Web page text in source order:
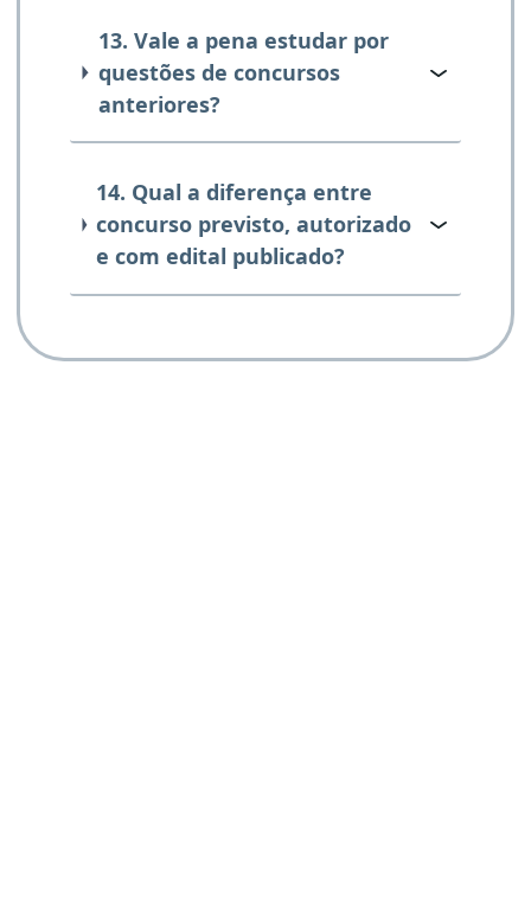
13. Vale a pena estudar por
questões de concursos
anteriores?
14. Qual a diferença entre
concurso previsto, autorizado
e com edital publicado?